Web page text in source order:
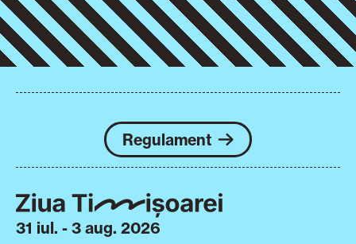
Regulament
31 iul. - 3 aug. 2026